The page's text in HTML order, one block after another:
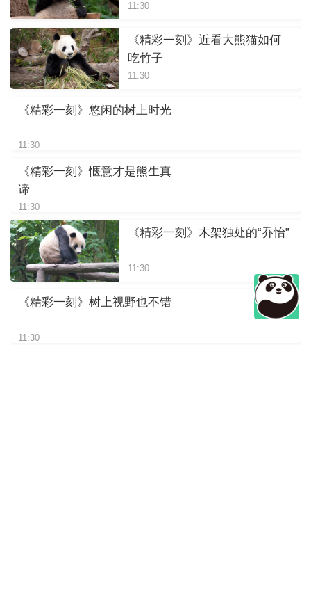
11:30
《精彩一刻》近看大熊猫如何
吃竹子
11:30
《精彩一刻》悠闲的树上时光
11:30
《精彩一刻》惬意才是熊生真
谛
11:30
《精彩一刻》木架独处的“乔怡”
11:30
《精彩一刻》树上视野也不错
11:30